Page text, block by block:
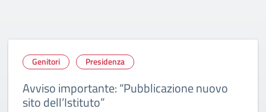
Genitori Presidenza
Avviso importante: “Pubblicazione nuovo
sito dell’Istituto”